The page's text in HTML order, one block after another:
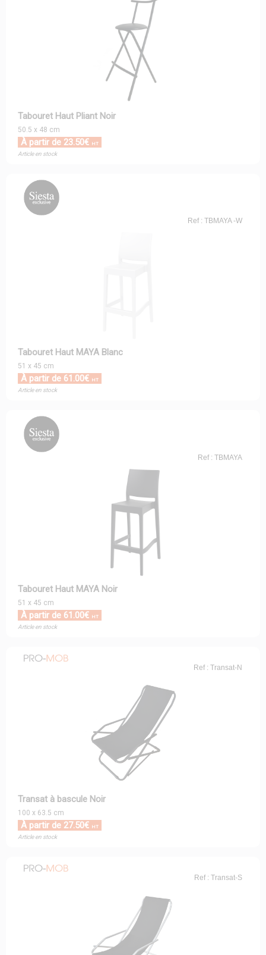
Tabouret Haut Pliant Noir
50.5 x 48 cm
À partir de 23.50€ HT
Article en stock
Ref : TBMAYA -W
Tabouret Haut MAYA Blanc
51 x 45 cm
À partir de 61.00€ HT
Article en stock
Ref : TBMAYA
Tabouret Haut MAYA Noir
51 x 45 cm
À partir de 61.00€ HT
Article en stock
Ref : Transat-N
Transat à bascule Noir
100 x 63.5 cm
À partir de 27.50€ HT
Article en stock
Ref : Transat-S